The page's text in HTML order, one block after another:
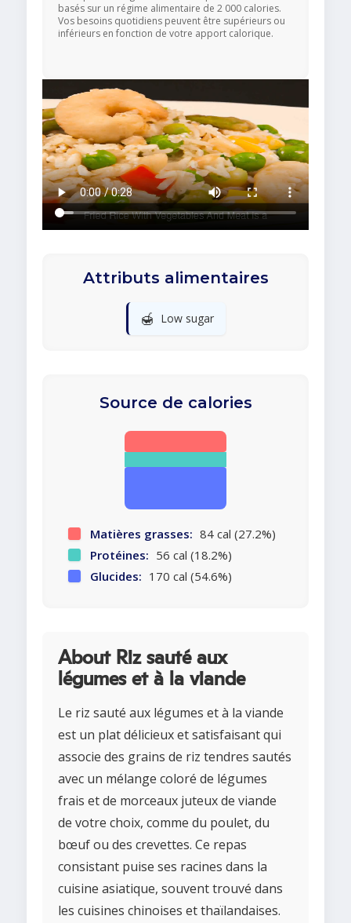
basés sur un régime alimentaire de 2 000 calories.
Vos besoins quotidiens peuvent être supérieurs ou
inférieurs en fonction de votre apport calorique.
Attributs alimentaires
🍯 Low sugar
Source de calories
Matières grasses: 84 cal (27.2%)
Protéines: 56 cal (18.2%)
Glucides: 170 cal (54.6%)
About Riz sauté aux
légumes et à la viande
Le riz sauté aux légumes et à la viande
est un plat délicieux et satisfaisant qui
associe des grains de riz tendres sautés
avec un mélange coloré de légumes
frais et de morceaux juteux de viande
de votre choix, comme du poulet, du
bœuf ou des crevettes. Ce repas
consistant puise ses racines dans la
cuisine asiatique, souvent trouvé dans
les cuisines chinoises et thaïlandaises.